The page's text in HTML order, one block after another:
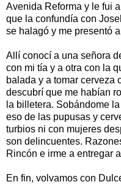
Avenida Reforma y le fui
que la confundía con
se halagó y me presentó
Allí conocí a una señora
con mi tía y a otra con la
balada y a tomar cerveza
descubrí que me habían
la billetera. Sobándome
eso de las pupusas y
turbios ni con mujeres
son delincuentes.
Rincón e irme a entregar
En fin, volvamos con